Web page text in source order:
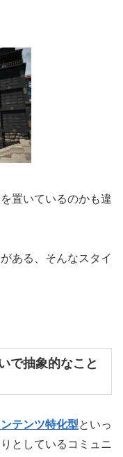
置いているのかも違
ある、そんなスタイ
で抽象的なこと
テンツ特化型といっ
としているコミュニ